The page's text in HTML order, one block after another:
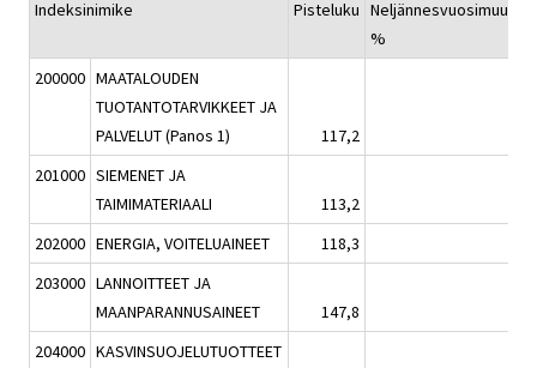
Indeksinimike Pisteluku Neljännesvuosimuutos,
%
200000 MAATALOUDEN
TUOTANTOTARVIKKEET JA
PALVELUT (Panos 1)
117,2
201000 SIEMENET JA
TAIMIMATERIAALI
113,2
202000 ENERGIA, VOITELUAINEET 118,3
203000 LANNOITTEET JA
MAANPARANNUSAINEET
147,8
204000 KASVINSUOJELUTUOTTEET